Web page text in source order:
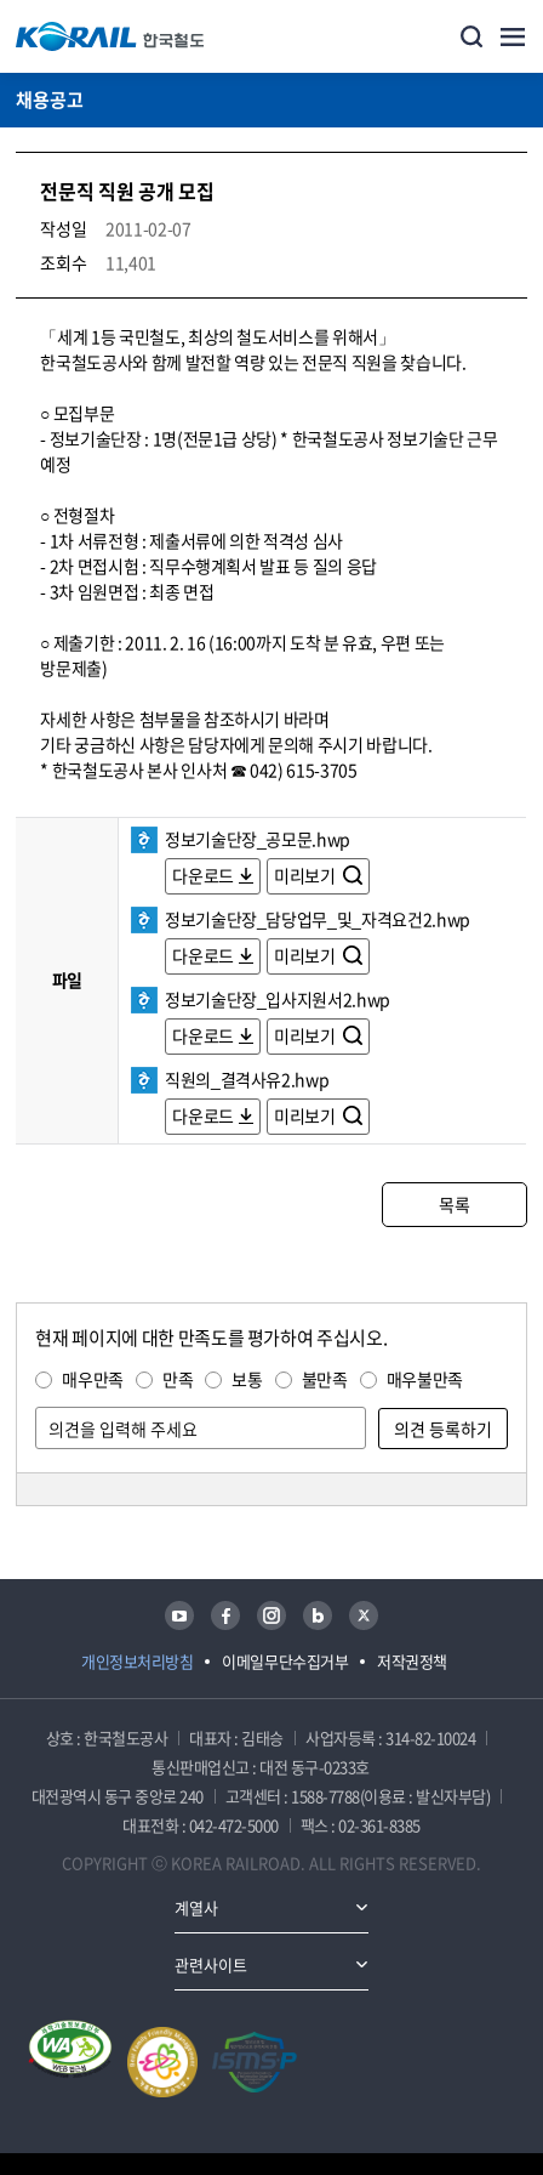
채용공고
전문직 직원 공개 모집
작성일
2011-02-07
조회수
11,401
코레일소개_경영공시_채용공고 상세보기 – 내용, 파일, 담당자 연락처로 구성
「세계 1등 국민철도, 최상의 철도서비스를 위해서」
한국철도공사와 함께 발전할 역량 있는 전문직 직원을 찾습니다.
○ 모집부문
- 정보기술단장 : 1명(전문1급 상당) * 한국철도공사 정보기술단 근무
예정
○ 전형절차
- 1차 서류전형 : 제출서류에 의한 적격성 심사
- 2차 면접시험 : 직무수행계획서 발표 등 질의 응답
- 3차 임원면접 : 최종 면접
○ 제출기한 : 2011. 2. 16 (16:00까지 도착 분 유효, 우편 또는
방문제출)
자세한 사항은 첨부물을 참조하시기 바라며
기타 궁금하신 사항은 담당자에게 문의해 주시기 바랍니다.
* 한국철도공사 본사 인사처 ☎ 042) 615-3705
파일
정보기술단장_공모문.hwp
다운로드
미리보기
정보기술단장_담당업무_및_자격요건2.hwp
다운로드
미리보기
정보기술단장_입사지원서2.hwp
다운로드
미리보기
직원의_결격사유2.hwp
다운로드
미리보기
목록
현재 페이지에 대한 만족도를 평가하여 주십시오.
매우만족 만족 보통 불만족 매우불만족
개인정보처리방침 이메일무단수집거부 저작권정책
유튜브 페이스북 인스타그램 블로그 트위터
상호 : 한국철도공사 대표자 : 김태승
사업자등록 : 314-82-10024
통신판매업신고 : 대전 동구-0233호
대전광역시 동구 중앙로 240
고객센터 : 1588-7788(이용료 : 발신자부담)
대표전화 : 042-472-5000
팩스 : 02-361-8385
COPYRIGHT ⓒ KOREA RAILROAD. ALL RIGHTS RESERVED.
계열사
관련사이트